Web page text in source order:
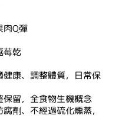
肉Q彈
莓乾
康、調整體質，日常保
留，全食物生機概念
劑、不經過硫化燻蒸，